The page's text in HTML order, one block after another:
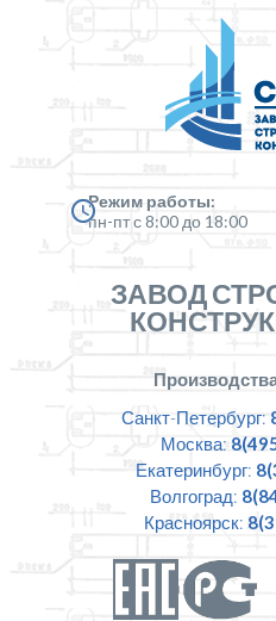
Режим работы:
пн-пт с 8:00 до 18:00
ЗАВОД
Санкт-Петербург:
Москва:
Екатеринбург:
Волгоград:
Красноярск: